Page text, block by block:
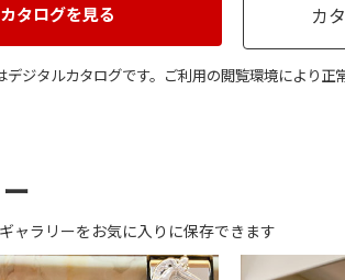
カタログを見る カ
ジタルカタログです。ご利用の閲覧環境により正
ャラリーをお気に入りに保存できます